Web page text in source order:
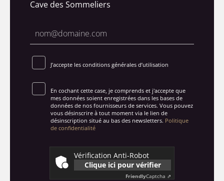
Cave des Sommeliers
J’accepte les conditions générales d’utilisation
En cochant cette case, je comprends et j'accepte que
mes données soient enregistrées dans les bases de
données de nos fournisseurs de services. Vous pouvez
vous désinscrire à tout moment via le lien de
désinscription situé au bas des newsletters. Politique
de confidentialité
Vérification Anti-Robot
Clique ici pour vérifier
FriendlyCaptcha ⇗